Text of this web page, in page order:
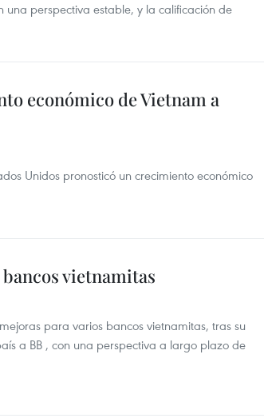
una perspectiva estable, y la calificación de
económico de Vietnam a
Unidos pronosticó un crecimiento económico
vietnamitas
para varios bancos vietnamitas, tras su
a BB , con una perspectiva a largo plazo de